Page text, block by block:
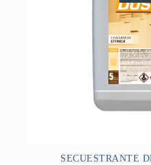
SECUESTRANTE